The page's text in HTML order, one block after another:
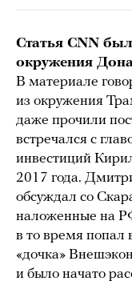
Статья CNN
окружения
В материале
из окружения
даже прочили
встречался с
инвестиций
2017 года.
обсуждал со
наложенные на
в то время попал
«дочка»
и было начато